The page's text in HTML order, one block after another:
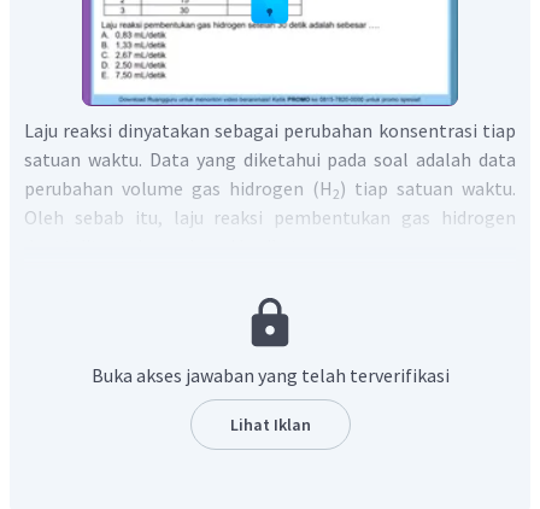
Laju reaksi dinyatakan sebagai perubahan konsentrasi tiap
satuan waktu. Data yang diketahui pada soal adalah data
perubahan volume gas hidrogen (H 2) tiap satuan waktu.
Oleh sebab itu, laju reaksi pembentukan gas hidrogen
(30−
(80
2,67
Jadi, jawaban yang tepat adalah C.
Buka akses jawaban yang telah terverifikasi
Lihat Iklan